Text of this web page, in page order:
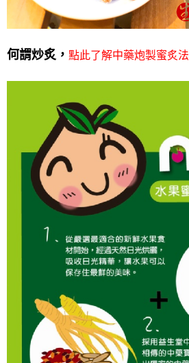
何謂炒炙， 點此了解中藥炮製蜜炙法